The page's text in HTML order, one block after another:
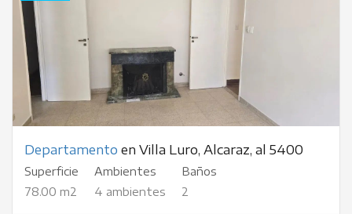
Departamento en Villa Luro, Alcaraz, al 5400
Superficie
78.00 m2
Ambientes
4 ambientes
Baños
2